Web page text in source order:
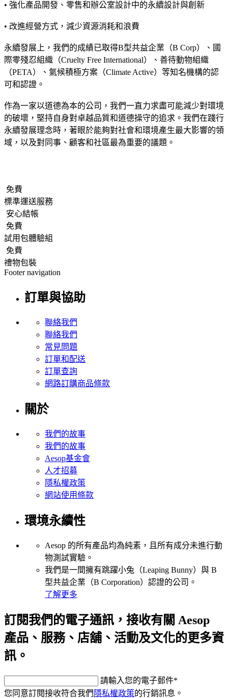
• 強化產品開發、零售和辦公室設計中的永續設計與創新
• 改進經營方式，減少資源消耗和浪費
永續發展上，我們的成績已取得B型共益企業（B Corp）、國
際零殘忍組織（Cruelty Free International）、善待動物組織
（PETA）、氣候積極方案（Climate Active）等知名機構的認
可和認證。
作為一家以道德為本的公司，我們一直力求盡可能減少對環境
的破壞，堅持自身對卓越品質和道德操守的追求。我們在踐行
永續發展理念時，著眼於能夠對社會和環境產生最大影響的領
域，以及對同事、顧客和社區最為重要的議題。
免費
標準運送服務
安心結帳
免費
試用包體驗組
免費
禮物包裝
Footer navigation
訂單與協助
聯絡我們
聯絡我們
常見問題
訂單和配送
訂單查詢
網路訂購商品條款
關於
我們的故事
我們的故事
Aesop基金會
人才招募
隱私權政策
網站使用條款
環境永續性
Aesop 的所有產品均為純素，且所有成分未進行動
物測試實驗。
我們是一間擁有跳躍小兔（Leaping Bunny）與 B
型共益企業（B Corporation）認證的公司。
了解更多
訂閱我們的電子通訊，接收有關 Aesop
產品、服務、店舖、活動及文化的更多資
訊。
請輸入您的電子郵件*
您同意訂閱接收符合我們 隱私權政策的行銷訊息。